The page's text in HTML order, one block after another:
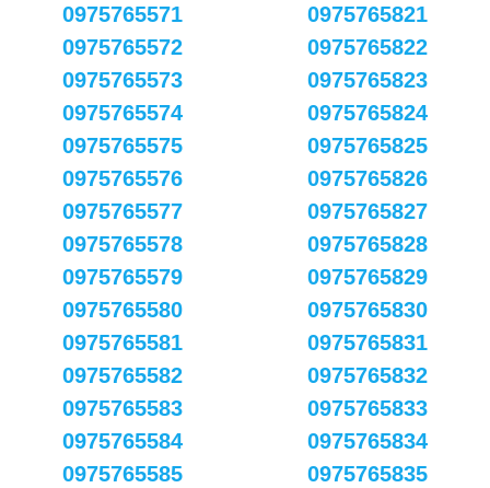
0975765571
0975765572
0975765573
0975765574
0975765575
0975765576
0975765577
0975765578
0975765579
0975765580
0975765581
0975765582
0975765583
0975765584
0975765585
0975765821
0975765822
0975765823
0975765824
0975765825
0975765826
0975765827
0975765828
0975765829
0975765830
0975765831
0975765832
0975765833
0975765834
0975765835